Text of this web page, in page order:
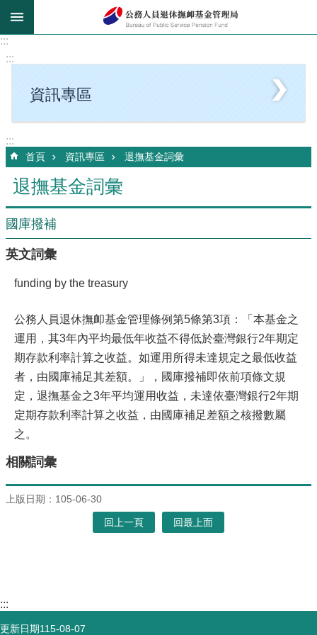
跳到主要內容區塊
:::
:::
資訊專區
:::
首頁 資訊專區 退撫基金詞彙
退撫基金詞彙
國庫撥補
英文詞彙
funding by the treasury
公務人員退休撫卹基金管理條例第5條第3項：「本基金之
運用，其3年內平均最低年收益不得低於臺灣銀行2年期定
期存款利率計算之收益。如運用所得未達規定之最低收益
者，由國庫補足其差額。」，國庫撥補即依前項條文規
定，退撫基金之3年平均運用收益，未達依臺灣銀行2年期
定期存款利率計算之收益，由國庫補足差額之核撥數屬
之。
相關詞彙
上版日期：105-06-30
回上一頁 回最上面
:::
更新日期115-08-07